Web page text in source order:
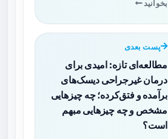
بخوانید
پست بعدی
مطالعه‌ای تازه: امیدی برای
درمان غیرجراحی دیسک‌های
برآمده و فتق‌کرده؛ چه چیزهایی
مشخص و چه چیزهایی مبهم
است؟